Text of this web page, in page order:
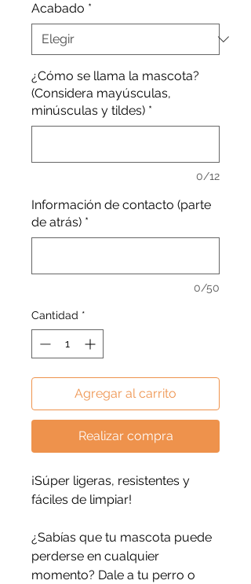
Acabado *
¿Cómo se llama la mascota?
(Considera mayúsculas,
minúsculas y tildes) *
0/12
Información de contacto (parte
de atrás) *
0/50
Cantidad *
Agregar al carrito
Realizar compra
¡Súper ligeras, resistentes y
fáciles de limpiar!
¿Sabías que tu mascota puede
perderse en cualquier
momento? Dale a tu perro o